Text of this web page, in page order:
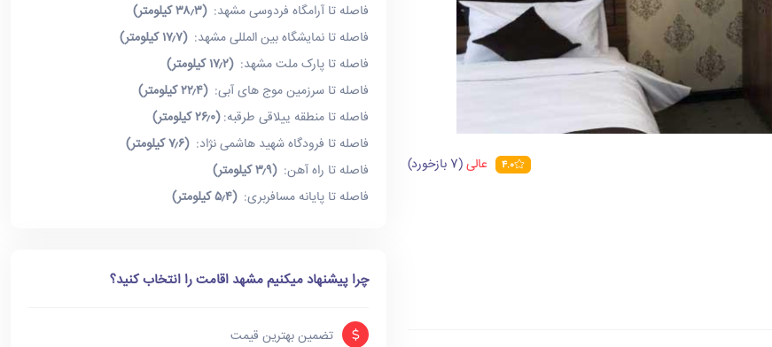
4.0 عالی(7 بازخورد)
فاصله تا آرامگاه فردوسی مشهد:(۳۸٫۳ کیلومتر)
فاصله تا نمایشگاه بین المللی مشهد:(۱۷٫۷ کیلومتر)
فاصله تا پارک ملت مشهد:(۱۷٫۲ کیلومتر)
فاصله تا سرزمین موج های آبی:(۲۲٫۴ کیلومتر)
فاصله تا منطقه ییلاقی طرقبه:(۲۶٫۰ کیلومتر)
فاصله تا فرودگاه شهید هاشمی نژاد:(۷٫۶ کیلومتر)
فاصله تا راه آهن:(۳٫۹ کیلومتر)
فاصله تا پایانه مسافربری:(۵٫۴ کیلومتر)
چرا پیشنهاد میکنیم مشهد اقامت را انتخاب کنید؟
تضمین بهترین قیمت